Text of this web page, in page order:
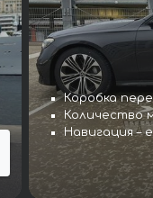
Коробка
Количество
Навигация –